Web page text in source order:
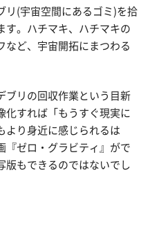
リ(宇宙空間にあるゴミ)を拾
す。ハチマキ、ハチマキの
など、宇宙開拓にまつわる
ブリの回収作業という目新
化すれば「もうすぐ現実に
より身近に感じられるは
『ゼロ・グラビティ』がで
版もできるのではないでし